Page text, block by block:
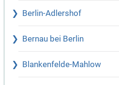
Berlin-Adlershof
Bernau bei Berlin
Blankenfelde-Mahlow